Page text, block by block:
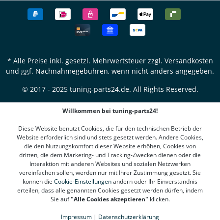
* Alle Preise inkl. gesetzl. Mehrwertsteuer zzgl. Versandkosten
und ggf. Nachnahmegebühren, wenn nicht anders angegeben.
© 2017 - 2025 tuning-parts24.de. All Rights Reserved.
Willkommen bei tuning-parts24!
Diese Website benutzt Cookies, die für den technischen Betrieb der
Website erforderlich sind und stets gesetzt werden. Andere Cookies,
die den Nutzungskomfort dieser Website erhöhen, Cookies von
dritten, die dem Marketing- und Tracking-Zwecken dienen oder die
Interaktion mit anderen Websites und sozialen Netzwerken
vereinfachen sollen, werden nur mit Ihrer Zustimmung gesetzt. Sie
können die Cookie-Einstellungenändern oder Ihr Einverständnis
erteilen, dass alle genannten Cookies gesetzt werden dürfen, indem
Sie auf"Alle Cookies akzeptieren" klicken.
Impressum | Datenschutzerklärung